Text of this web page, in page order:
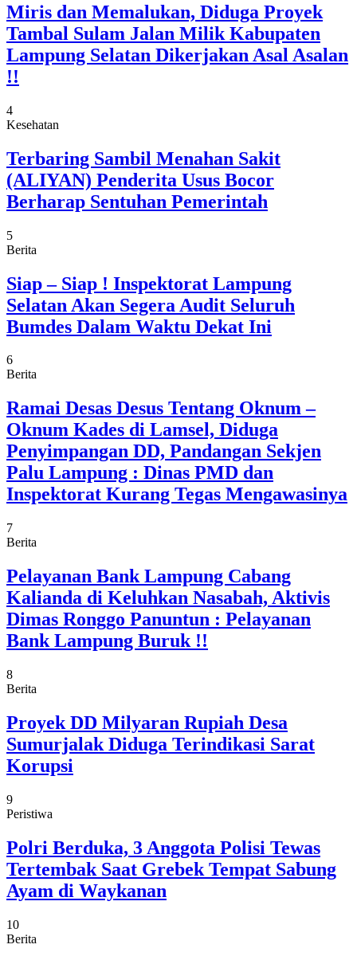
Miris dan Memalukan, Diduga Proyek
Tambal Sulam Jalan Milik Kabupaten
Lampung Selatan Dikerjakan Asal Asalan
!!
4
Kesehatan
Terbaring Sambil Menahan Sakit
(ALIYAN) Penderita Usus Bocor
Berharap Sentuhan Pemerintah
5
Berita
Siap – Siap ! Inspektorat Lampung
Selatan Akan Segera Audit Seluruh
Bumdes Dalam Waktu Dekat Ini
6
Berita
Ramai Desas Desus Tentang Oknum –
Oknum Kades di Lamsel, Diduga
Penyimpangan DD, Pandangan Sekjen
Palu Lampung : Dinas PMD dan
Inspektorat Kurang Tegas Mengawasinya
7
Berita
Pelayanan Bank Lampung Cabang
Kalianda di Keluhkan Nasabah, Aktivis
Dimas Ronggo Panuntun : Pelayanan
Bank Lampung Buruk !!
8
Berita
Proyek DD Milyaran Rupiah Desa
Sumurjalak Diduga Terindikasi Sarat
Korupsi
9
Peristiwa
Polri Berduka, 3 Anggota Polisi Tewas
Tertembak Saat Grebek Tempat Sabung
Ayam di Waykanan
10
Berita